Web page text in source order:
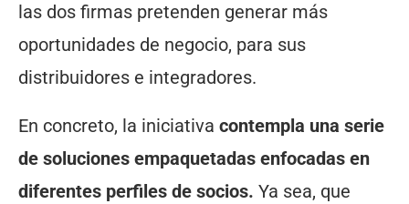
las dos firmas pretenden generar más
oportunidades de negocio, para sus
distribuidores e integradores.
En concreto, la iniciativa contempla una serie
de soluciones empaquetadas enfocadas en
diferentes perfiles de socios. Ya sea, que